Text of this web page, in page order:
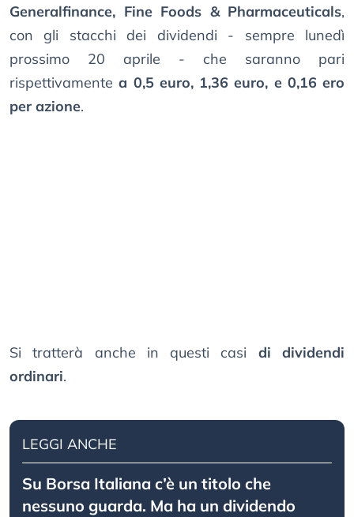
Generalfinance, Fine Foods & Pharmaceuticals,
con gli stacchi dei dividendi - sempre lunedì
prossimo 20 aprile - che saranno pari
rispettivamentea 0,5 euro, 1,36 euro, e 0,16 ero
per azione.
Si tratterà anche in questi casi di dividendi
ordinari.
LEGGI ANCHE
Su Borsa Italiana c’è un titolo che
nessuno guarda. Ma ha un dividendo